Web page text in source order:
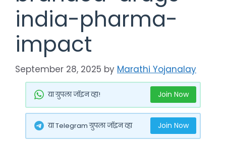
india-pharma-
impact
September 28, 2025 by Marathi Yojanalay
या ग्रुपला जॉइन व्हा! Join Now
या Telegram ग्रुपला जॉइन व्हा Join Now